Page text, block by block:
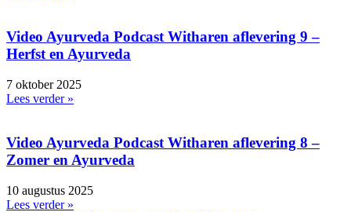
Video Ayurveda Podcast Witharen aflevering 9 –
Herfst en Ayurveda
7 oktober 2025
Lees verder »
Video Ayurveda Podcast Witharen aflevering 8 –
Zomer en Ayurveda
10 augustus 2025
Lees verder »